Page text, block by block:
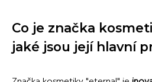
Co je značka
jaké jsou její hlavní